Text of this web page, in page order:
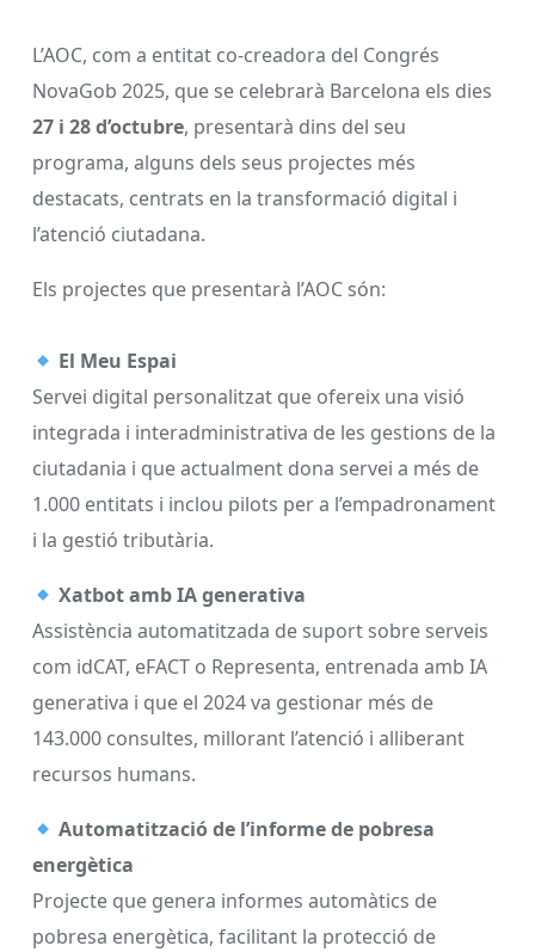
L’AOC, com a entitat co-creadora del Congrés
NovaGob 2025, que se celebrarà Barcelona els dies
27 i 28 d’octubre, presentarà dins del seu
programa, alguns dels seus projectes més
destacats, centrats en la transformació digital i
l’atenció ciutadana.
Els projectes que presentarà l’AOC són:
El Meu Espai
Servei digital personalitzat que ofereix una visió
integrada i interadministrativa de les gestions de la
ciutadania i que actualment dona servei a més de
1.000 entitats i inclou pilots per a l’empadronament
i la gestió tributària.
Xatbot amb IA generativa
Assistència automatitzada de suport sobre serveis
com idCAT, eFACT o Representa, entrenada amb IA
generativa i que el 2024 va gestionar més de
143.000 consultes, millorant l’atenció i alliberant
recursos humans.
Automatització de l’informe de pobresa
energètica
Projecte que genera informes automàtics de
pobresa energètica, facilitant la protecció de